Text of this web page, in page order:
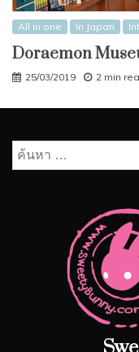
All in one In Japan
Doraemon
25/03/2019 2 min
ค้นหา
สำหรับ: